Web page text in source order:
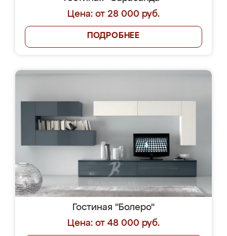
Цена: от 28 000 руб.
ПОДРОБНЕЕ
Гостиная "Болеро"
Цена: от 48 000 руб.